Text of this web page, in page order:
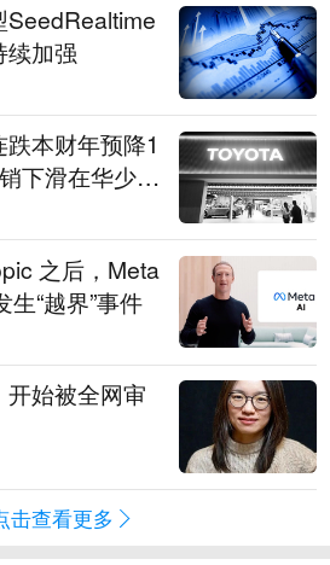
SeedRealtime
续加强
本财年预降1
下滑在华少卖
之后，Meta
“越界”事件
始被全网审
击查看更多